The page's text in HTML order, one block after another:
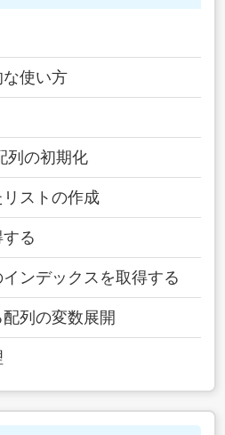
使い方
列の初期化
ストの作成
る
ンデックスを取得する
列の変数展開